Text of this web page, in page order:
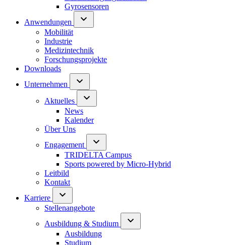
Gyrosensoren
Anwendungen
Mobilität
Industrie
Medizintechnik
Forschungsprojekte
Downloads
Unternehmen
Aktuelles
News
Kalender
Über Uns
Engagement
TRIDELTA Campus
Sports powered by Micro-Hybrid
Leitbild
Kontakt
Karriere
Stellenangebote
Ausbildung & Studium
Ausbildung
Studium